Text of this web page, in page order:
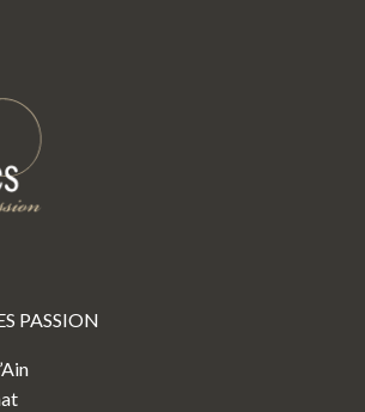
PASSION